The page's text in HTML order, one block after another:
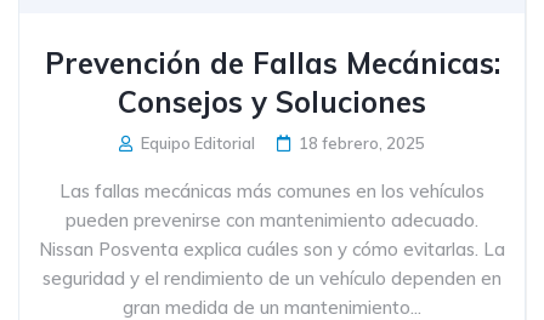
Prevención de Fallas Mecánicas:
Consejos y Soluciones
Equipo Editorial 18 febrero, 2025
Las fallas mecánicas más comunes en los vehículos
pueden prevenirse con mantenimiento adecuado.
Nissan Posventa explica cuáles son y cómo evitarlas. La
seguridad y el rendimiento de un vehículo dependen en
gran medida de un mantenimiento...